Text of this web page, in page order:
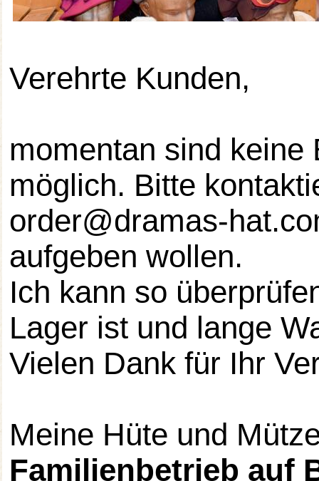
Verehrte Kunden,
momentan sind keine
möglich. Bitte
order@dramas-
aufgeben wollen.
Ich kann so
Lager ist und lange
Vielen Dank für Ihr
Meine Hüte und
Familienbetrieb auf